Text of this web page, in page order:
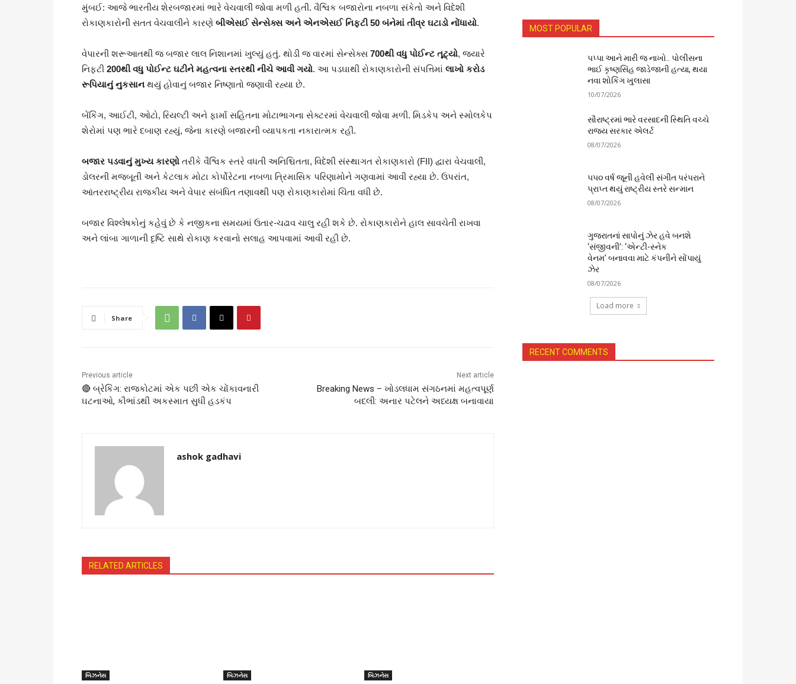
મુંબઈ: આજે ભારતીય શેરબજારમાં ભારે વેચવાલી જોવા મળી હતી. વૈશ્વિક બજારોના નબળા સંકેતો અને વિદેશી
રોકાણકારોની સતત વેચવાલીને કારણે બીએસઈ સેન્સેક્સ અને એનએસઈ નિફ્ટી 50 બંનેમાં તીવ્ર ઘટાડો નોંધાયો.
વેપારની શરૂઆતથી જ બજાર લાલ નિશાનમાં ખુલ્યું હતું. થોડી જ વારમાં સેન્સેક્સ 700થી વધુ પોઈન્ટ તૂટ્યો, જ્યારે
નિફ્ટી 200થી વધુ પોઈન્ટ ઘટીને મહત્વના સ્તરથી નીચે આવી ગયો. આ પડઘાથી રોકાણકારોની સંપત્તિમાં લાખો કરોડ
રૂપિયાનું નુકસાનથયું હોવાનું બજાર નિષ્ણાતો જણાવી રહ્યા છે.
બેંકિંગ, આઈટી, ઓટો, રિયલ્ટી અને ફાર્મા સહિતના મોટાભાગના સેક્ટરમાં વેચવાલી જોવા મળી. મિડકેપ અને સ્મોલકેપ
શેરોમાં પણ ભારે દબાણ રહ્યું, જેના કારણે બજારની વ્યાપકતા નકારાત્મક રહી.
બજાર પડવાનું મુખ્ય કારણો તરીકે વૈશ્વિક સ્તરે વધતી અનિશ્ચિતતા, વિદેશી સંસ્થાગત રોકાણકારો (FII) દ્વારા વેચવાલી,
ડોલરની મજબૂતી અને કેટલાક મોટા કોર્પોરેટના નબળા ત્રિમાસિક પરિણામોને ગણવામાં આવી રહ્યા છે. ઉપરાંત,
આંતરરાષ્ટ્રીય રાજકીય અને વેપાર સંબંધિત તણાવથી પણ રોકાણકારોમાં ચિંતા વધી છે.
બજાર વિશ્લેષકોનું કહેવું છે કે નજીકના સમયમાં ઉતાર-ચઢાવ ચાલુ રહી શકે છે. રોકાણકારોને હાલ સાવચેતી રાખવા
અને લાંબા ગાળાની દૃષ્ટિ સાથે રોકાણ કરવાનો સલાહ આપવામાં આવી રહી છે.
Share
Previous article
🔴 બ્રેકિંગ: રાજકોટમાં એક પછી એક ચોંકાવનારી
ઘટનાઓ, કૌભાંડથી અકસ્માત સુધી હડકંપ
Next article
Breaking News – ખોડલધામ સંગઠનમાં મહત્વપૂર્ણ
બદલી: અનાર પટેલને અધ્યક્ષ બનાવાયા
ashok gadhavi
RELATED ARTICLES
બિઝનેસ બિઝનેસ બિઝનેસ
MOST POPULAR
પપ્પા આને મારી જ નાખો.. પોલીસના
ભાઈ કૃષ્ણસિંહ જાડેજાની હત્યા, થયા
નવા શોકિંગ ખુલાસા
10/07/2026
સૌરાષ્ટ્રમાં ભારે વરસાદની સ્થિતિ વચ્ચે
રાજ્ય સરકાર એલર્ટ
08/07/2026
૫૫૦ વર્ષ જૂની હવેલી સંગીત પરંપરાને
પ્રાપ્ત થયું રાષ્ટ્રીય સ્તરે સન્માન
08/07/2026
ગુજરાતનાં સાપોનું ઝેર હવે બનશે
‘સંજીવની’: ‘એન્ટી-સ્નેક
વેનમ’ બનાવવા માટે કંપનીને સોંપાયું
ઝેર
08/07/2026
Load more
RECENT COMMENTS